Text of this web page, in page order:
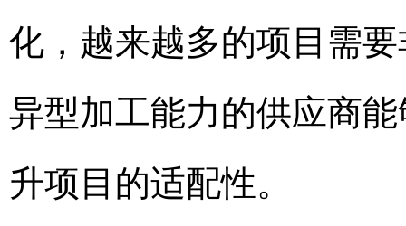
化，越来越多的项目需
异型加工能力的供应商
升项目的适配性。